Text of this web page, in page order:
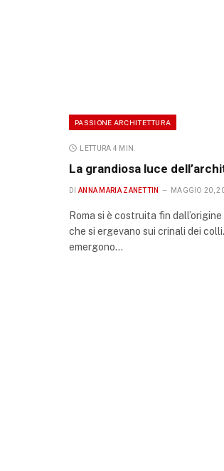
PASSIONE ARCHITETTURA
LETTURA 4 MIN.
La grandiosa luce
DI ANNA MARIA ZANETTIN MAGGIO 20,
Roma si è costruita fin
che si ergevano sui crinali dei
emergono…